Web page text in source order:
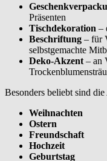
Präsenten
Tischdekoration –
Beschriftung – für
selbstgemachte
Deko-Akzent – an
Besonders beliebt sind
Weihnachten
Ostern
Freundschaft
Hochzeit
Geburtstag